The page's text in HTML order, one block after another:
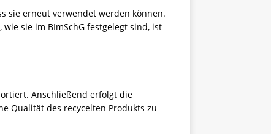
sie erneut verwendet werden können.
sie im BImSchG festgelegt sind, ist
Anschließend erfolgt die
Qualität des recycelten Produkts zu